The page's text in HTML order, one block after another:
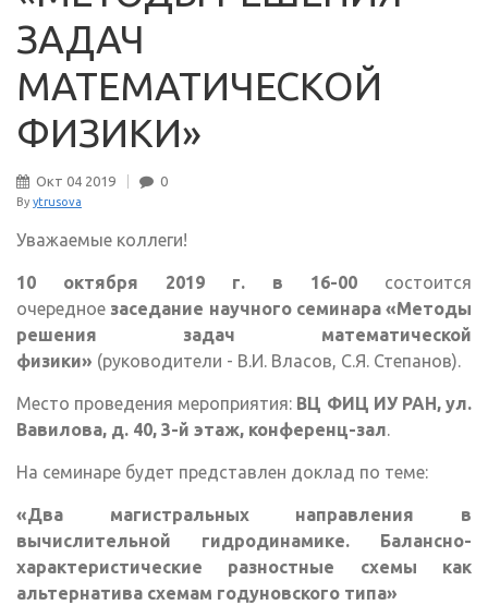
ЗАДАЧ
МАТЕМАТИЧЕСКОЙ
ФИЗИКИ»
Окт 04 2019 0
By ytrusova
Уважаемые коллеги!
10 октября 2019 г. в 16-00 состоится
очередное заседание научного семинара «Методы
решения задач математической
физики» (руководители - В.И. Власов, С.Я. Степанов).
Место проведения мероприятия: ВЦ ФИЦ ИУ РАН, ул.
Вавилова, д. 40, 3-й этаж, конференц-зал.
На семинаре будет представлен доклад по теме:
«Два магистральных направления в
вычислительной гидродинамике. Балансно-
характеристические разностные схемы как
альтернатива схемам годуновского типа»